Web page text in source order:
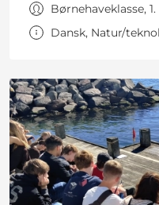
Børnehaveklasse,
Dansk, Natur/